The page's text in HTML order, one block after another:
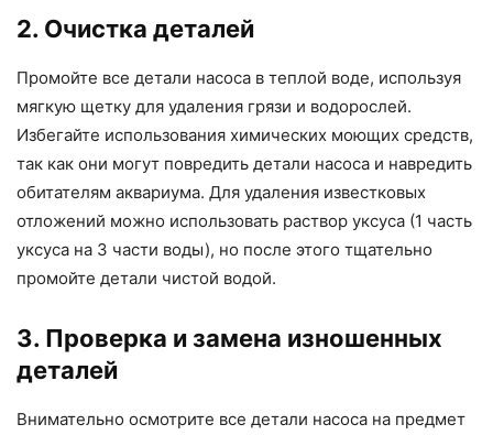
2. Очистка деталей
Промойте все детали насоса в теплой воде, используя
мягкую щетку для удаления грязи и водорослей.
Избегайте использования химических моющих средств,
так как они могут повредить детали насоса и навредить
обитателям аквариума. Для удаления известковых
отложений можно использовать раствор уксуса (1 часть
уксуса на 3 части воды), но после этого тщательно
промойте детали чистой водой.
3. Проверка и замена изношенных
деталей
Внимательно осмотрите все детали насоса на предмет